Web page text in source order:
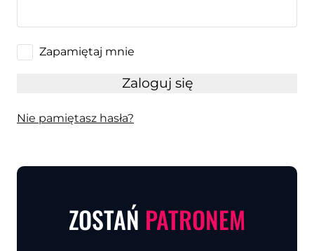
Zapamiętaj mnie
Zaloguj się
Nie pamiętasz hasła?
ZOSTAŃ PATRONEM